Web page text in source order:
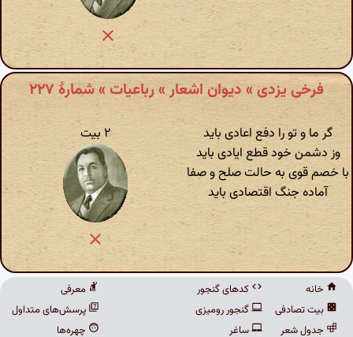
فرخی یزدی » دیوان اشعار » رباعیات » شمارهٔ ۲۲۷
گر ما و تو را دفع اعادی باید
وز دشمن خود قطع ایادی باید
با خصم قوی به حالت صلح و صفا
آماده جنگ اقتصادی باید
۲ بیت
خانه
بیت تصادفی
جدول شعر
کدهای گنجور
گنجور رومیزی
ساغر
معرفی
پرسش‌های متداول
چهره‌ها